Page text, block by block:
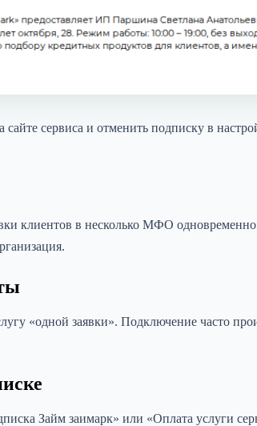
сервиса и отменить подписку в
клиентов в несколько МФО
«одной заявки». Подключение часто
Займ заимарк» или «Оплата услуги